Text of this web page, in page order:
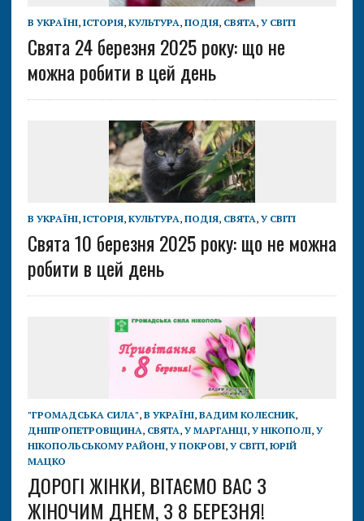
В УКРАЇНІ, ІСТОРІЯ, КУЛЬТУРА, ПОДІЯ, СВЯТА, У СВІТІ
Свята 24 березня 2025 року: що не
можна робити в цей день
В УКРАЇНІ, ІСТОРІЯ, КУЛЬТУРА, ПОДІЯ, СВЯТА, У СВІТІ
Свята 10 березня 2025 року: що не можна
робити в цей день
"ГРОМАДСЬКА СИЛА", В УКРАЇНІ, ВАДИМ КОЛЕСНИК,
ДНІПРОПЕТРОВЩИНА, СВЯТА, У МАРГАНЦІ, У НІКОПОЛІ, У
НІКОПОЛЬСЬКОМУ РАЙОНІ, У ПОКРОВІ, У СВІТІ, ЮРІЙ
МАЦКО
ДОРОГІ ЖІНКИ, ВІТАЄМО ВАС З
ЖІНОЧИМ ДНЕМ, З 8 БЕРЕЗНЯ!